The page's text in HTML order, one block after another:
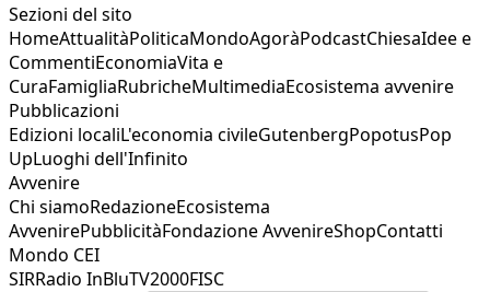
Sezioni del sito
HomeAttualitàPoliticaMondoAgoràPodcastChiesaIdee e
CommentiEconomiaVita e
CuraFamigliaRubricheMultimediaEcosistema avvenire
Pubblicazioni
Edizioni localiL'economia civileGutenbergPopotusPop
UpLuoghi dell'Infinito
Avvenire
Chi siamoRedazioneEcosistema
AvvenirePubblicitàFondazione AvvenireShopContatti
Mondo CEI
SIRRadio InBluTV2000FISC